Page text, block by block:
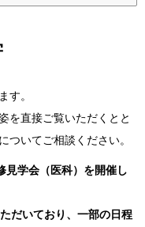
す。
を直接ご覧いただくとと
ついてご相談ください。
見学会（医科）を開催し
だいており、一部の日程